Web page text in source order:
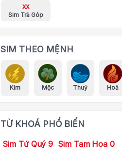
xx
Sim Trả Góp
SIM THEO MỆNH
Kim Mộc Thuỷ Hoả
TỪ KHOÁ PHỔ BIẾN
Sim Tứ Quý 9 Sim Tam Hoa 0